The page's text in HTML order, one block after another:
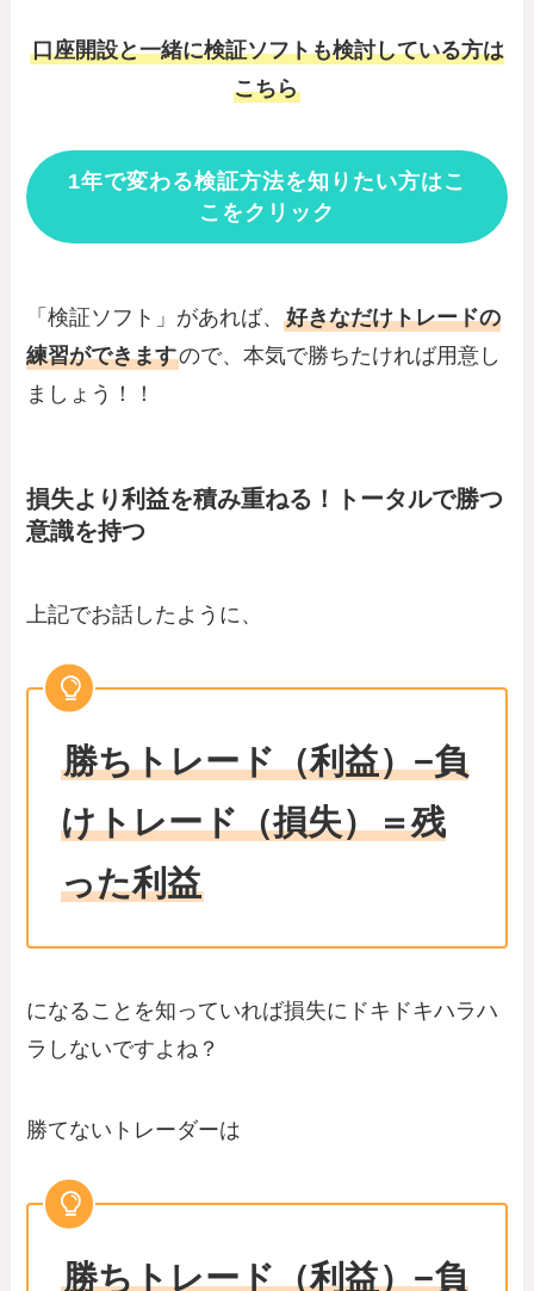
口座開設と一緒に検証ソフトも検討している方は
こちら
1年で変わる検証方法を知りたい方はこ
こをクリック
「検証ソフト」があれば、好きなだけトレードの
練習ができますので、本気で勝ちたければ用意し
ましょう！！
損失より利益を積み重ねる！トータルで勝つ
意識を持つ
上記でお話したように、
勝ちトレード（利益）−負
けトレード（損失）＝残
った利益
になることを知っていれば損失にドキドキハラハ
ラしないですよね？
勝てないトレーダーは
勝ちトレード（利益）−負